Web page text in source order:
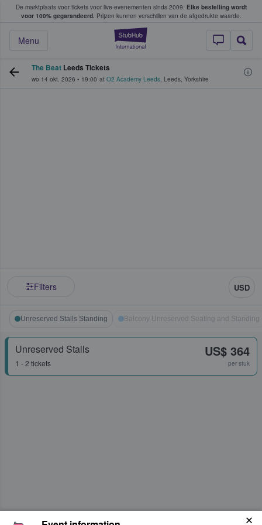
De marktplaats voor tickets voor live-evenementen sinds 2009. Elke bestelling wordt
voor 100% gegarandeerd. Prijzen kunnen verschillen van de afgedrukte waarde.
StubHub: waar
Menu
tickets kopen en verkopen
The Beat Leeds Tickets
wo 14 okt. 2026 • 19:00 at O2 Academy Leeds, Leeds, Yorkshire
Filters USD
Unreserved Stalls Standing Balcony Unreserved Seating and Standing
Unreserved Stalls
1 - 2 tickets
US$ 364
per stuk